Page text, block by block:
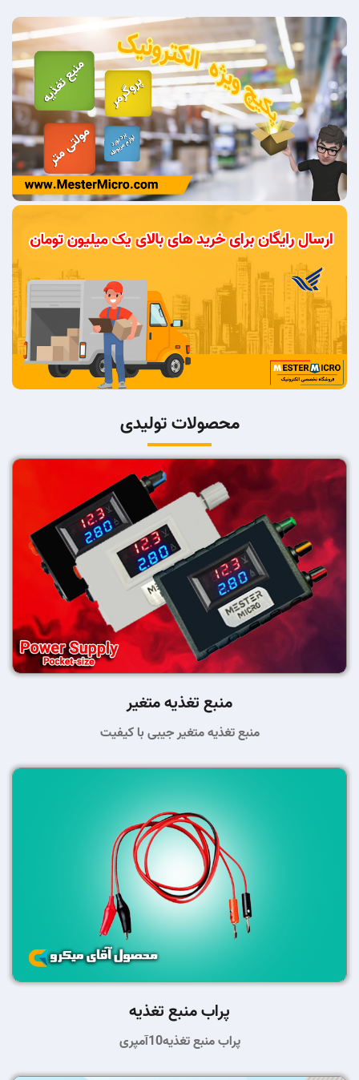
محصولات تولیدی
منبع تغذیه متغیر
منبع تغذیه متغیر جیبی با کیفیت
پراب منبع تغذیه
پراب منبع تغذیه10آمپری